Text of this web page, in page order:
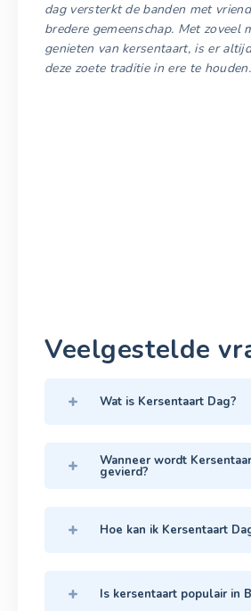
dag versterkt de banden met
bredere gemeenschap. Met zoveel
genieten van kersentaart, is er
deze zoete traditie in ere te houden.
Veelgestelde
Wat is Kersentaart Dag?
Wanneer wordt
gevierd?
Hoe kan ik Kersentaart
Is kersentaart populair in